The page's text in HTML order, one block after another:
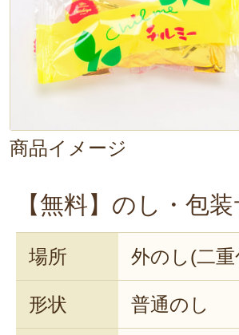
商品イメージ
【無料】のし・包
場所 外のし(二重
形状 普通のし